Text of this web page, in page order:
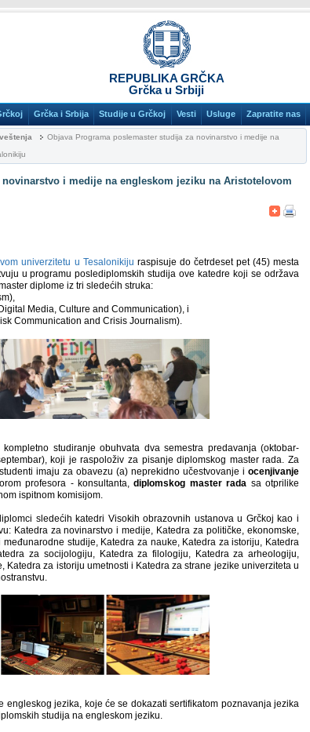
REPUBLIKA GRČKA
Grčka u Srbiji
Grčka i Srbija Studije u Grčkoj Vesti Usluge Zapratite nas
Objava Programa poslemaster studija za novinarstvo i medije na
i medije na engleskom jeziku na Aristotelovom
univerzitetu u Tesalonikiju raspisuje do četrdeset pet (45) mesta
u programu poslediplomskih studija ove katedre koji se održava
diplome iz tri sledećih struka:
Media, Culture and Communication), i
Communication and Crisis Journalism).
studiranje obuhvata dva semestra predavanja (oktobar-
koji je raspoloživ za pisanje diplomskog master rada. Za
imaju za obavezu (a) neprekidno učestvovanje i ocenjivanje
profesora - konsultanta,diplomskog master rada sa otprilike
ispitnom komisijom.
sledećih katedri Visokih obrazovnih ustanova u Grčkoj kao i
Katedra za novinarstvo i medije, Katedra za političke, ekonomske,
studije, Katedra za nauke, Katedra za istoriju, Katedra
za socijologiju, Katedra za filologiju, Katedra za arheologiju,
Katedra za istoriju umetnosti i Katedra za strane jezike univerziteta u
engleskog jezika, koje će se dokazati sertifikatom poznavanja jezika
studija na engleskom jeziku.